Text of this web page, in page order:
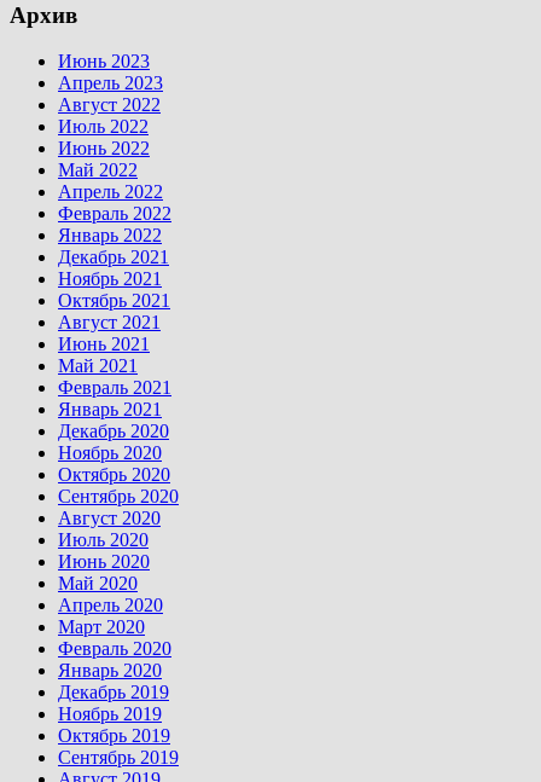
Архив
Июнь 2023
Апрель 2023
Август 2022
Июль 2022
Июнь 2022
Май 2022
Апрель 2022
Февраль 2022
Январь 2022
Декабрь 2021
Ноябрь 2021
Октябрь 2021
Август 2021
Июнь 2021
Май 2021
Февраль 2021
Январь 2021
Декабрь 2020
Ноябрь 2020
Октябрь 2020
Сентябрь 2020
Август 2020
Июль 2020
Июнь 2020
Май 2020
Апрель 2020
Март 2020
Февраль 2020
Январь 2020
Декабрь 2019
Ноябрь 2019
Октябрь 2019
Сентябрь 2019